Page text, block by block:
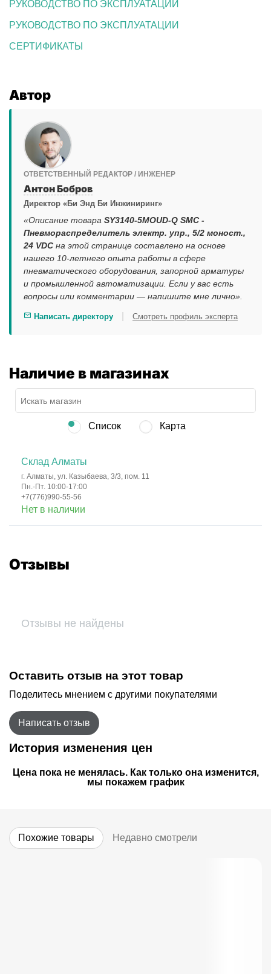
РУКОВОДСТВО ПО ЭКСПЛУАТАЦИИ
РУКОВОДСТВО ПО ЭКСПЛУАТАЦИИ
СЕРТИФИКАТЫ
Автор
ОТВЕТСТВЕННЫЙ РЕДАКТОР / ИНЖЕНЕР
Антон Бобров
Директор «Би Энд Би Инжиниринг»
«Описание товара SY3140-5MOUD-Q SMC -
Пневмораспределитель электр. упр., 5/2 моност.,
24 VDC на этой странице составлено на основе
нашего 10-летнего опыта работы в сфере
пневматического оборудования, запорной арматуры
и промышленной автоматизации. Если у вас есть
вопросы или комментарии — напишите мне лично».
Написать директору Смотреть профиль эксперта
Наличие в магазинах
Список Карта
Склад Алматы
г. Алматы, ул. Казыбаева, 3/3, пом. 11
Пн.-Пт. 10:00-17:00
+7(776)990-55-56
Нет в наличии
Отзывы
Отзывы не найдены
Оставить отзыв на этот товар
Поделитесь мнением с другими покупателями
Написать отзыв
История изменения цен
Цена пока не менялась. Как только она изменится,
мы покажем график
Похожие товары Недавно смотрели